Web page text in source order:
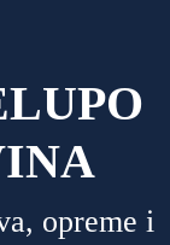
opreme i